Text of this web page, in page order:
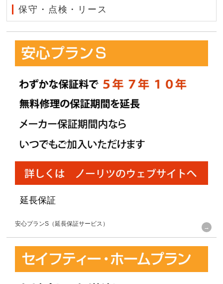
保守・点検・リース
延長保証
安心プランS（延長保証サービス）